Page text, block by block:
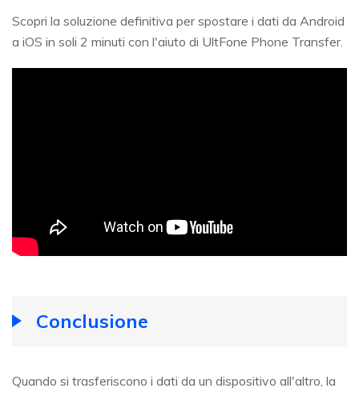
Scopri la soluzione definitiva per spostare i dati da Android
a iOS in soli 2 minuti con l'aiuto di UltFone Phone Transfer.
Conclusione
Quando si trasferiscono i dati da un dispositivo all'altro, la